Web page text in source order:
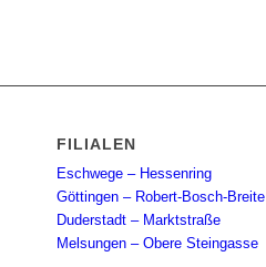
FILIALEN
Eschwege – Hessenring
Göttingen – Robert-Bosch-Breite
Duderstadt – Marktstraße
Melsungen – Obere Steingasse